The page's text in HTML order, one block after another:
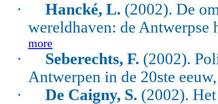
· Hancké, L. (2002). De
wereldhaven: de Antwerpse
more
· Seberechts, F. (2002).
Antwerpen in de 20ste
·
De Caigny, S. (2002).